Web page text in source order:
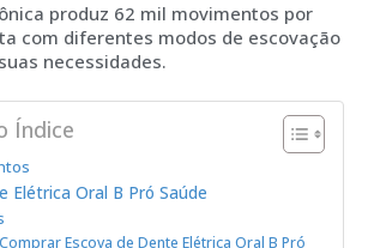
produz 62 mil movimentos por
com diferentes modos de escovação
necessidades.
Índice
Elétrica Oral B Pró Saúde
Escova de Dente Elétrica Oral B Pró